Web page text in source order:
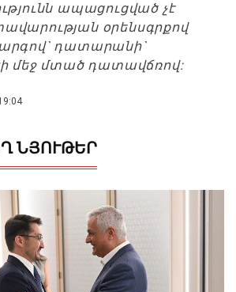
ապացուցված չէ
օրենսգրքով
դատարանի`
մեջ մտած դատավճռով:
ՆՅՈՒԹԵՐ